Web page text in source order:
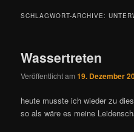
SCHLAGWORT-ARCHIVE:
Wassertreten
Veröffentlicht am19. Dezember
heute musste ich wieder zu
so als wäre es meine